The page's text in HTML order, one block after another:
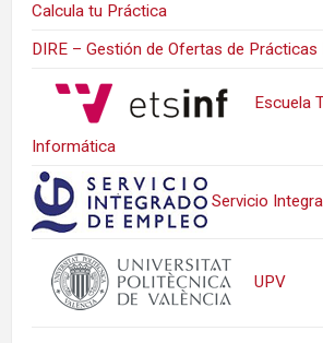
Calcula tu Práctica
DIRE – Gestión de Ofertas de Prácticas
Escuela
Informática
Servicio
UPV